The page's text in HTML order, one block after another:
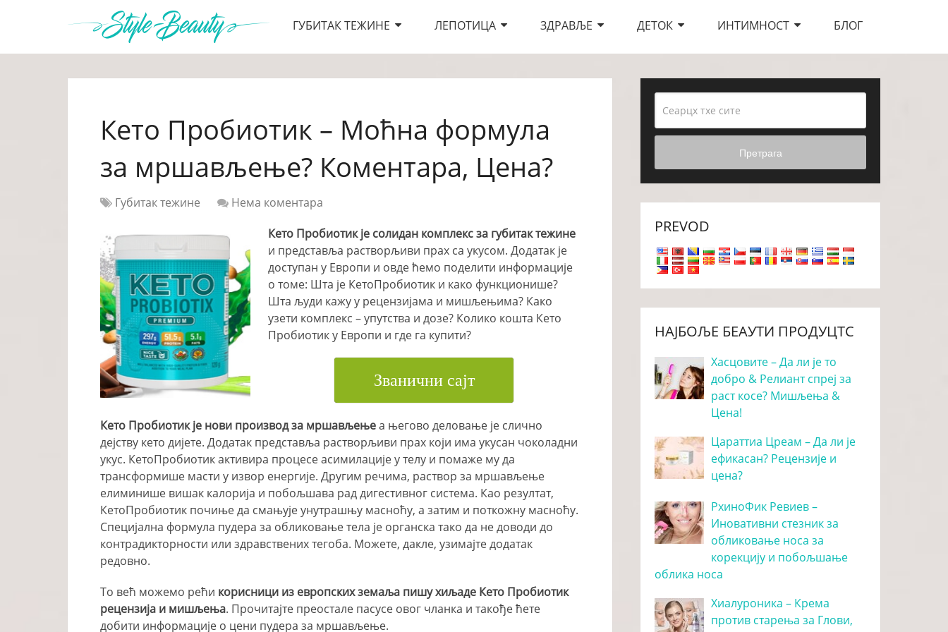
ГУБИТАК ТЕЖИНЕ ЛЕПОТИЦА ЗДРАВЉЕ ДЕТОК ИНТИМНОСТ БЛОГ
Кето Пробиотик – Моћна формула
за мршављење? Коментара, Цена?
Губитак тежине
Нема коментара
Кето Пробиотик је солидан комплекс за губитак тежине
и представља растворљиви прах са укусом. Додатак је
доступан у Европи и овде ћемо поделити информације
о томе: Шта је КетоПробиотик и како функционише?
Шта људи кажу у рецензијама и мишљењима? Како
узети комплекс – упутства и дозе? Колико кошта Кето
Пробиотик у Европи и где га купити?
Званични сајт
Кето Пробиотик је нови производ за мршављењеа његово деловање је слично
дејству кето дијете. Додатак представља растворљиви прах који има укусан чоколадни
укус. КетоПробиотик активира процесе асимилације у телу и помаже му да
трансформише масти у извор енергије. Другим речима, раствор за мршављење
елиминише вишак калорија и побољшава рад дигестивног система. Као резултат,
КетоПробиотик почиње да смањује унутрашњу масноћу, а затим и поткожну масноћу.
Специјална формула пудера за обликовање тела је органска тако да не доводи до
контрадикторности или здравствених тегоба. Можете, дакле, узимајте додатак
редовно.
То већ можемо рећи корисници из европских земаља пишу хиљаде Кето Пробиотик
рецензија и мишљења. Прочитајте преостале пасусе овог чланка и такође ћете
добити информације о цени пудера за мршављење.
Претрага
PREVOD
НАЈБОЉЕ БЕАУТИ ПРОДУЦТС
Хасцовите – Да ли је то
добро & Релиант спреј за
раст косе? Мишљења &
Цена!
Цараттиа Цреам – Да ли је
ефикасан? Рецензије и
цена?
РхиноФик Ревиев –
Иновативни стезник за
обликовање носа за
корекцију и побољшање
облика носа
Хиалуроника – Крема
против старења за Глови,